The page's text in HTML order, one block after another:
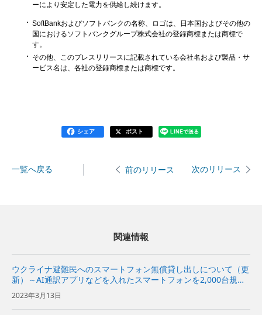
ーにより安定した電力を供給し続けます。
SoftBankおよびソフトバンクの名称、ロゴは、日本国およびその他の
国におけるソフトバンクグループ株式会社の登録商標または商標で
す。
その他、このプレスリリースに記載されている会社名および製品・サ
ービス名は、各社の登録商標または商標です。
シェア ポスト LINEで送る
一覧へ戻る 前のリリース 次のリリース
関連情報
ウクライナ避難民へのスマートフォン無償貸し出しについて（更
新）～AI通訳アプリなどを入れたスマートフォンを2,000台規模
提供～
2023年3月13日